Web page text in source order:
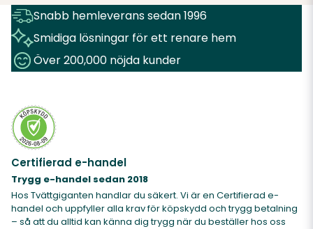
Snabb hemleverans sedan 1996
Smidiga lösningar för ett renare hem
Över 200,000 nöjda kunder
Certifierad e-handel
Trygg e-handel sedan 2018
Hos Tvättgiganten handlar du säkert. Vi är en Certifierad e-
handel och uppfyller alla krav för köpskydd och trygg betalning
– så att du alltid kan känna dig trygg när du beställer hos oss